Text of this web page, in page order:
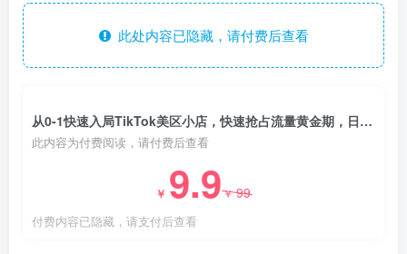
此处内容已隐藏，请付费后查看
从0-1快速入局TikTok美区小店，快速抢占流量黄金期，日出千单（9节课）
此内容为付费阅读，请付费后查看
￥ 9.9￥99
付费内容已隐藏，请支付后查看